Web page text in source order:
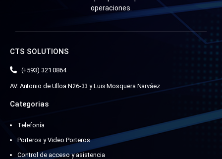
operaciones.
CTS SOLUTIONS
(+593) 321 0864
AV. Antonio de Ulloa N26-33 y Luis Mosquera Narváez
Categorias
Telefonía
Porteros y Video Porteros
Control de acceso y asistencia